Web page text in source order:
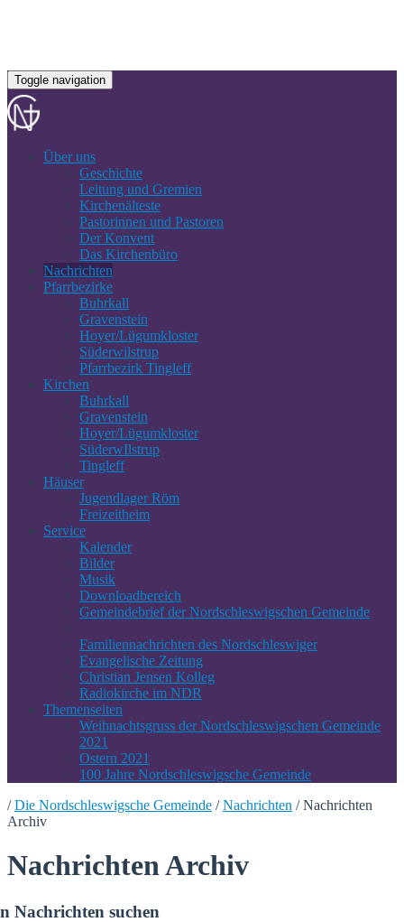
Toggle navigation
Über uns
Geschichte
Leitung und Gremien
Kirchenälteste
Pastorinnen und Pastoren
Der Konvent
Das Kirchenbüro
Nachrichten
Pfarrbezirke
Buhrkall
Gravenstein
Hoyer/Lügumkloster
Süderwilstrup
Pfarrbezirk Tingleff
Kirchen
Buhrkall
Gravenstein
Hoyer/Lügumkloster
SüderwIlstrup
Tingleff
Häuser
Jugendlager Röm
Freizeitheim
Service
Kalender
Bilder
Musik
Downloadbereich
Gemeindebrief der Nordschleswigschen Gemeinde
Familiennachrichten des Nordschleswiger
Evangelische Zeitung
Christian Jensen Kolleg
Radiokirche im NDR
Themenseiten
Weihnachtsgruss der Nordschleswigschen Gemeinde
2021
Ostern 2021
100 Jahre Nordschleswigsche Gemeinde
/ Die Nordschleswigsche Gemeinde / Nachrichten /Nachrichten
Archiv
Nachrichten Archiv
Nachrichten suchen